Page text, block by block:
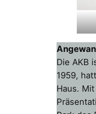
Die AKB
1959,
Haus.